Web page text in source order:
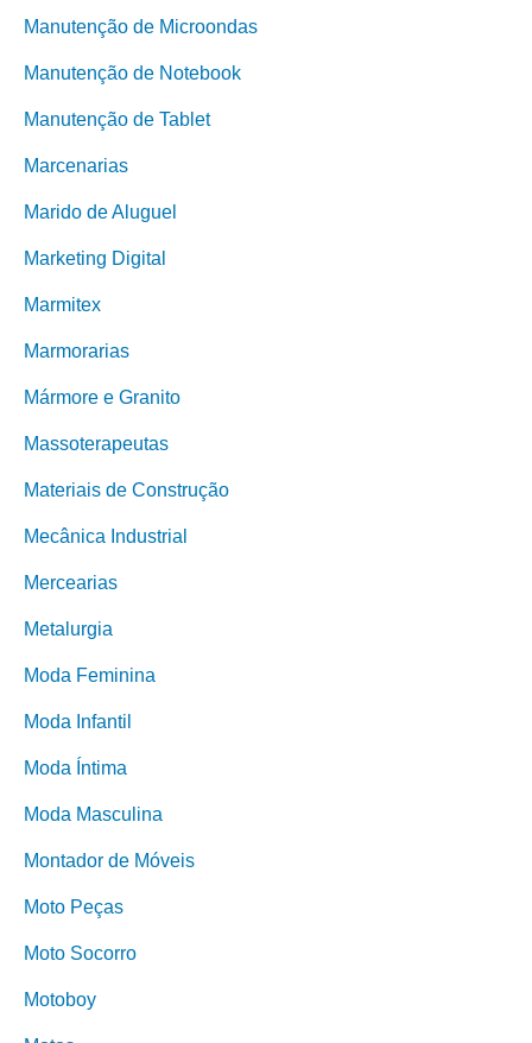
Manutenção de Microondas
Manutenção de Notebook
Manutenção de Tablet
Marcenarias
Marido de Aluguel
Marketing Digital
Marmitex
Marmorarias
Mármore e Granito
Massoterapeutas
Materiais de Construção
Mecânica Industrial
Mercearias
Metalurgia
Moda Feminina
Moda Infantil
Moda Íntima
Moda Masculina
Montador de Móveis
Moto Peças
Moto Socorro
Motoboy